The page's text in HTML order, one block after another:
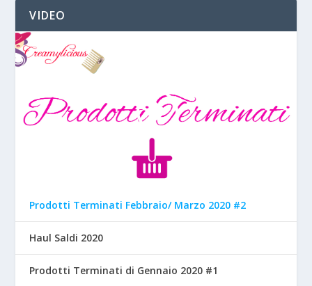
VIDEO
Prodotti Terminati Febbraio/ Marzo 2020 #2
Haul Saldi 2020
Prodotti Terminati di Gennaio 2020 #1